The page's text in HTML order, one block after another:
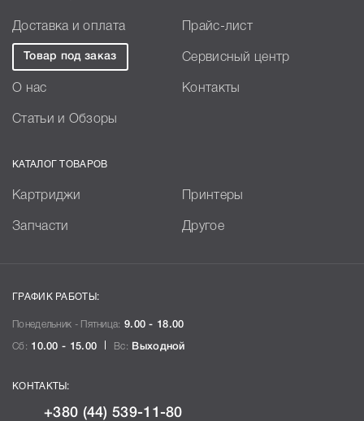
Доставка и оплата Прайс-лист
Товар под заказ Сервисный центр
О нас Контакты
Статьи и Обзоры
КАТАЛОГ ТОВАРОВ
Картриджи Принтеры
Запчасти Другое
ГРАФИК РАБОТЫ:
Понедельник - Пятница: 9.00 - 18.00
Сб: 10.00 - 15.00 Вс: Выходной
КОНТАКТЫ:
+380 (44) 539-11-80